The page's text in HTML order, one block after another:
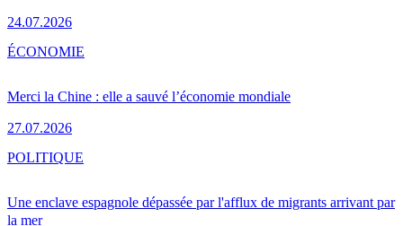
24.07.2026
Merci la Chine : elle a sauvé l’économie mondiale
27.07.2026
ÉCONOMIE
Une enclave espagnole dépassée par l'afflux de migrants arrivant par
la mer
POLITIQUE